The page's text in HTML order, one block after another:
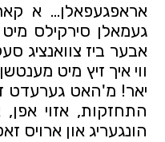
אראפגעפאלן… א
געמאלן סירקילס
אבער ביז צוואנציג
ווי איך זיץ מיט
יאר! מ'האט גערעדט
התחזקות, אזוי אפן,
הונגעריג און ארויס